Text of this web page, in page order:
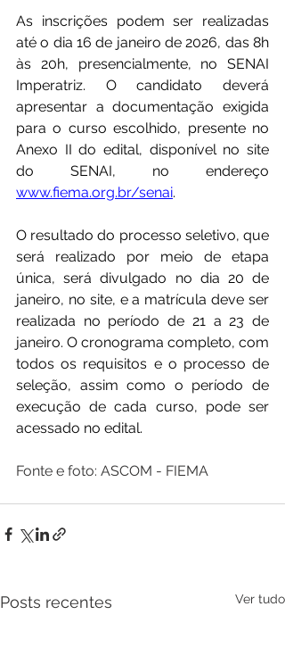
As inscrições podem ser realizadas
até o dia 16 de janeiro de 2026, das 8h
às 20h, presencialmente, no SENAI
Imperatriz. O candidato deverá
apresentar a documentação exigida
para o curso escolhido, presente no
Anexo II do edital, disponível no site
www.fiema.org.br/senai.
O resultado do processo seletivo, que
será realizado por meio de etapa
única, será divulgado no dia 20 de
janeiro, no site, e a matrícula deve ser
realizada no período de 21 a 23 de
janeiro. O cronograma completo, com
todos os requisitos e o processo de
seleção, assim como o período de
execução de cada curso, pode ser
acessado no edital.
Fonte e foto: ASCOM - FIEMA
Posts recentes Ver tudo